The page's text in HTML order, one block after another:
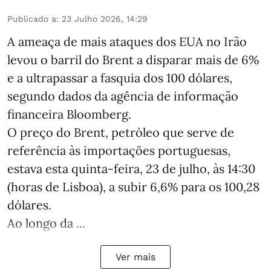
Publicado a: 23 Julho 2026, 14:29
A ameaça de mais ataques dos EUA no Irão
levou o barril do Brent a disparar mais de 6%
e a ultrapassar a fasquia dos 100 dólares,
segundo dados da agência de informação
financeira Bloomberg.
O preço do Brent, petróleo que serve de
referência às importações portuguesas,
estava esta quinta-feira, 23 de julho, às 14:30
(horas de Lisboa), a subir 6,6% para os 100,28
dólares.
Ao longo da ...
Ver mais